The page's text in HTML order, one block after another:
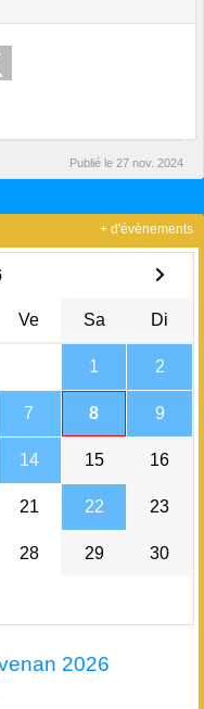
Publié le 27 nov. 2024
Ve Sa Di
1 2
7 8 9
14 15 16
21 22 23
28 29 30
2026
+ d'évènements